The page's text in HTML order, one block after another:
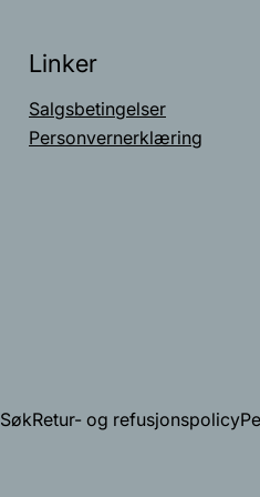
Linker
Salgsbetingelser
Personvernerklæring
SøkRetur- og refusjonspolicy